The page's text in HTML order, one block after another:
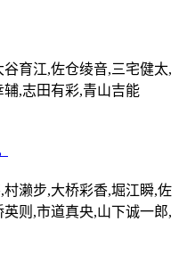
育江,佐仓绫音,三宅健太,
,志田有彩,青山吉能
濑步,大桥彩香,堀江瞬,佐
则,市道真央,山下诚一郎,